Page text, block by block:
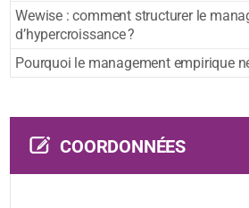
Wewise : comment structurer le
d’hypercroissance ?
Pourquoi le management empirique
COORDONNÉES